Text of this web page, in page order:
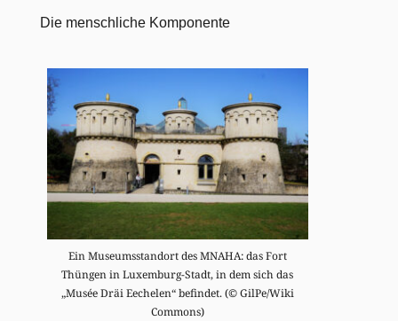
Die menschliche Komponente
Ein Museumsstandort des MNAHA: das Fort
Thüngen in Luxemburg-Stadt, in dem sich das
„Musée Dräi Eechelen“ befindet. (© GilPe/Wiki
Commons)